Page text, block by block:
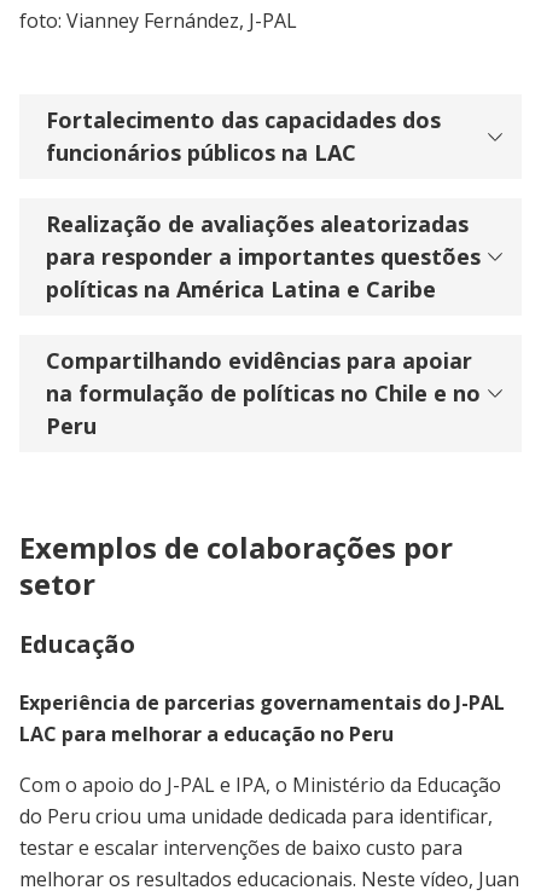
foto: Vianney Fernández, J-PAL
Fortalecimento das capacidades dos
funcionários públicos na LAC
Realização de avaliações aleatorizadas
para responder a importantes questões
políticas na América Latina e Caribe
Compartilhando evidências para apoiar
na formulação de políticas no Chile e no
Peru
Exemplos de colaborações por
setor
Educação
Experiência de parcerias governamentais do J-PAL
LAC para melhorar a educação no Peru
Com o apoio do J-PAL e IPA, o Ministério da Educação
do Peru criou uma unidade dedicada para identificar,
testar e escalar intervenções de baixo custo para
melhorar os resultados educacionais. Neste vídeo, Juan